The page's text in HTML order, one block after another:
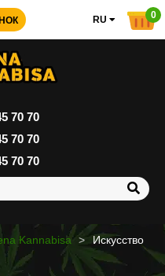
RU 0
70 70
70 70
70 70
Kannabisa
Искусство